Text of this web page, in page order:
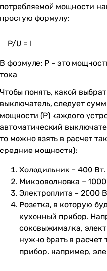
потребляемой мощности
простую формулу:
P/U = I
В формуле: P – это
тока.
Чтобы понять, какой
выключатель, следует
мощности (P) каждого
автоматический
то можно взять в расчет
средние мощности):
Холодильник – 400 Вт.
Микроволновка – 1000
Электроплита – 2000
Розетка, в которую
кухонный прибор.
соковыжималка,
нужно брать в
прибор, например,